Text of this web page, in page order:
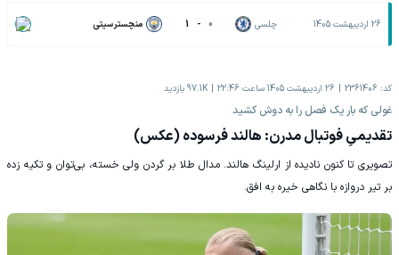
26 اردیبهشت 1405 چلسی 0
-
1 منچسترسیتی
کد: 2361406 26 اردیبهشت 1405 ساعت 22:46 97.1K بازدید
غولی که بار یک فصل را به دوش کشید
تقدیمیِ فوتبال مدرن: هالند فرسوده (عکس)
تصویری تا کنون نادیده از ارلینگ هالند. مدال طلا بر گردن ولی خسته، بی‌توان و تکیه زده
بر تیر دروازه با نگاهی خیره به افق.